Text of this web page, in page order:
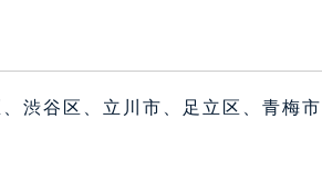
渋谷区、立川市、足立区、青梅市